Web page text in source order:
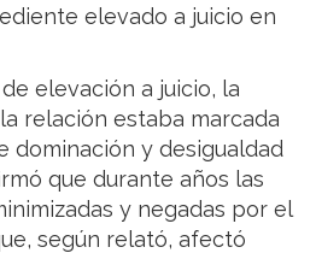
elevado a juicio en
elevación a juicio, la
relación estaba marcada
dominación y desigualdad
que durante años las
y negadas por el
según relató, afectó